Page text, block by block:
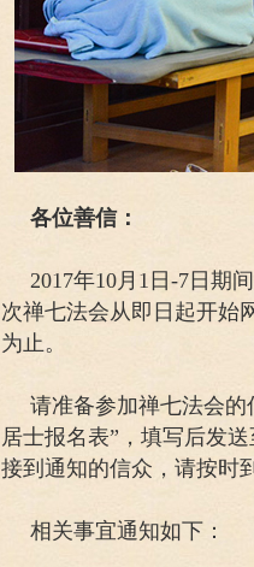
各位善信：
2017年10月1日-7日期
次禅七法会从即日起开始
为止。
请准备参加禅七法会的
居士报名表”，填写后发
接到通知的信众，请按时
相关事宜通知如下：